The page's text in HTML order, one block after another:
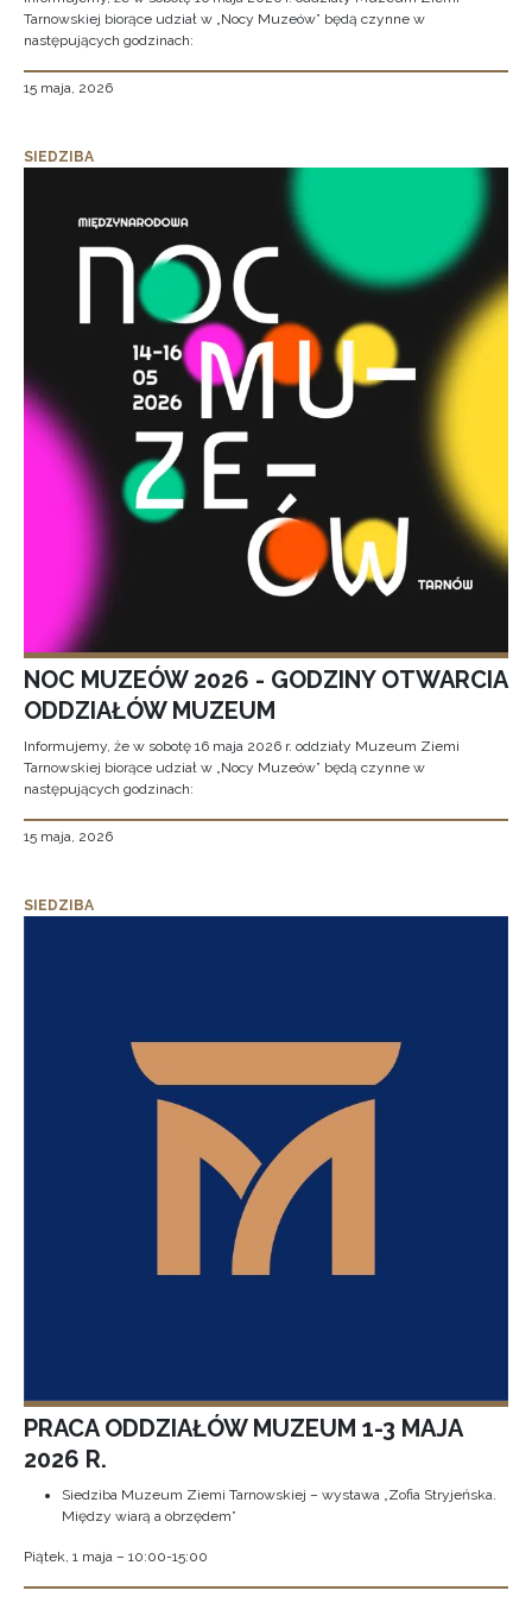
Tarnowskiej biorące udział w „Nocy Muzeów” będą czynne w
następujących godzinach:
15 maja, 2026
SIEDZIBA
NOC MUZEÓW 2026 - GODZINY OTWARCIA
ODDZIAŁÓW MUZEUM
Informujemy, że w sobotę 16 maja 2026 r. oddziały Muzeum Ziemi
Tarnowskiej biorące udział w „Nocy Muzeów” będą czynne w
następujących godzinach:
15 maja, 2026
SIEDZIBA
PRACA ODDZIAŁÓW MUZEUM 1-3 MAJA
2026 R.
Siedziba Muzeum Ziemi Tarnowskiej – wystawa „Zofia Stryjeńska.
Między wiarą a obrzędem”
Piątek, 1 maja – 10:00-15:00